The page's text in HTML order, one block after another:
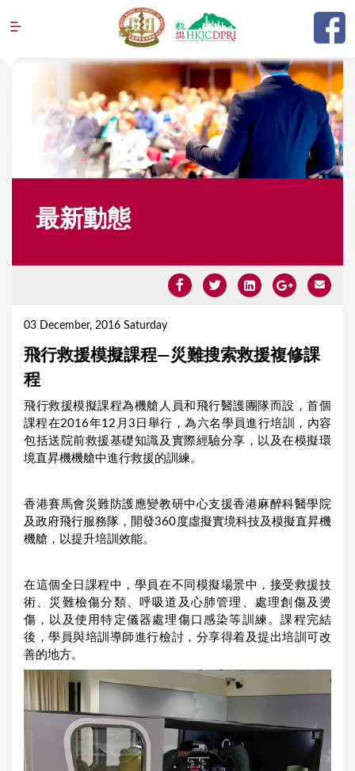
Jump to navigation
最新動態
03 December, 2016 Saturday
飛行救援模擬課程—災難搜索救援複修課
程
飛行救援模擬課程為機艙人員和飛行醫護團隊而設，首個
課程在2016年12月3日舉行，為六名學員進行培訓，內容
包括送院前救援基礎知識及實際經驗分享，以及在模擬環
境直昇機機艙中進行救援的訓練。
香港賽馬會災難防護應變教研中心支援香港麻醉科醫學院
及政府飛行服務隊，開發360度虛擬實境科技及模擬直昇機
機艙，以提升培訓效能。
在這個全日課程中，學員在不同模擬場景中，接受救援技
術、災難檢傷分類、呼吸道及心肺管理、處理創傷及燙
傷，以及使用特定儀器處理傷口感染等訓練。課程完結
後，學員與培訓導師進行檢討，分享得着及提出培訓可改
善的地方。